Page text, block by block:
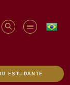
ESTUDANTE